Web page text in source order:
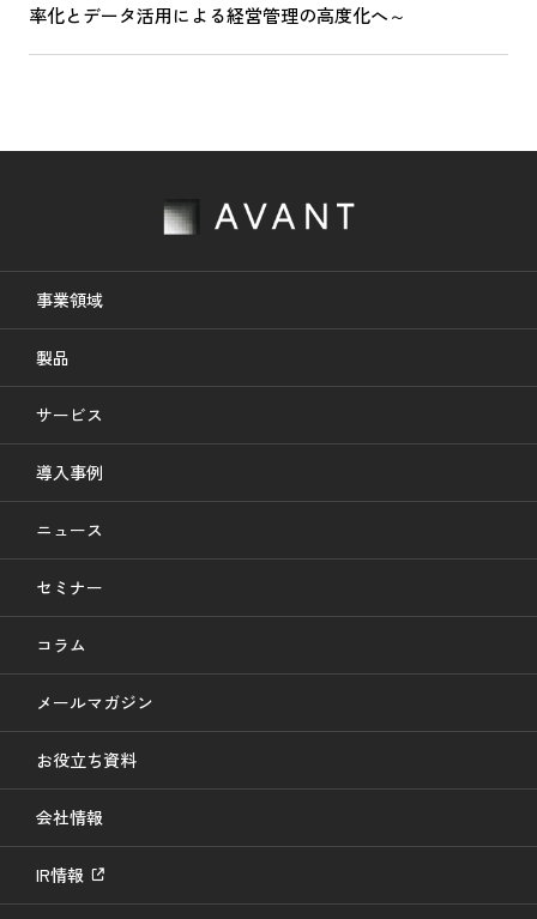
率化とデータ活用による経営管理の高度化へ～
事業領域
製品
サービス
導入事例
ニュース
セミナー
コラム
メールマガジン
お役立ち資料
会社情報
IR情報